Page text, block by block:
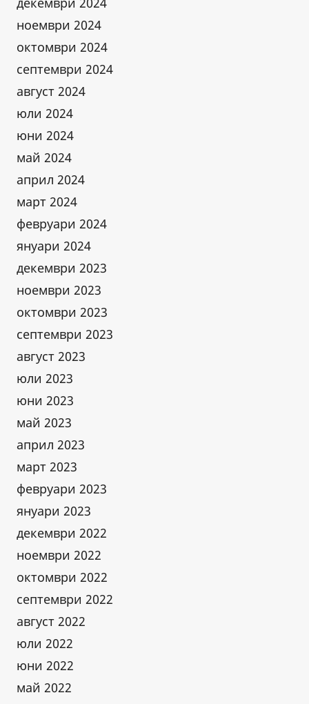
ноември 2024
октомври 2024
септември 2024
август 2024
юли 2024
юни 2024
май 2024
април 2024
март 2024
февруари 2024
януари 2024
декември 2023
ноември 2023
октомври 2023
септември 2023
август 2023
юли 2023
юни 2023
май 2023
април 2023
март 2023
февруари 2023
януари 2023
декември 2022
ноември 2022
октомври 2022
септември 2022
август 2022
юли 2022
юни 2022
май 2022